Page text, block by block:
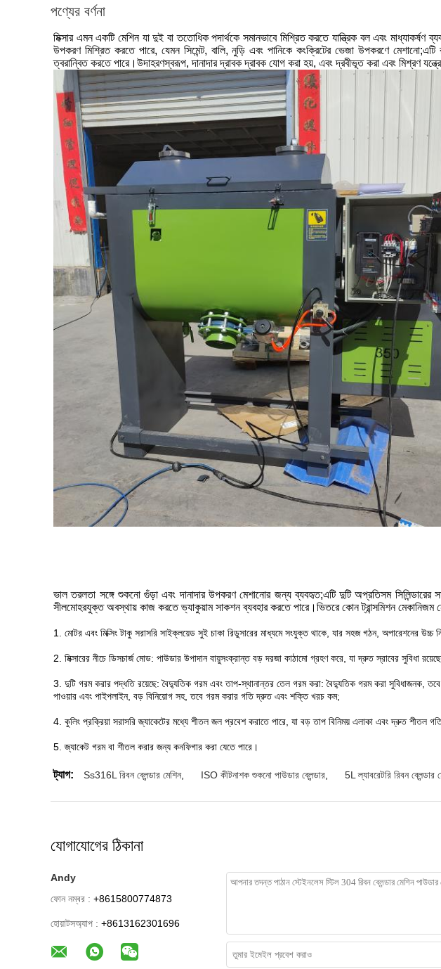
পণ্যের বর্ণনা
মিক্সার এমন একটি মেশিন যা দুই বা ততোধিক পদার্থকে সমানভাবে মিশ্রিত করতে যান্ত্রিক বল এবং মাধ্যাকর্ষণ
উপকরণ মিশ্রিত করতে পারে, যেমন সিমেন্ট, বালি, নুড়ি এবং পানিকে কংক্রিটের ভেজা উপকরণে
ত্বরান্বিত করতে পারে।উদাহরণস্বরূপ, দানাদার দ্রাবক দ্রাবক যোগ করা হয়, এবং দ্রবীভূত করা এবং মিশ্রণ
ভাল তরলতা সঙ্গে শুকনো গুঁড়া এবং দানাদার উপকরণ মেশানোর জন্য ব্যবহৃত;এটি দুটি অপ্রতিসম
সীলমোহরযুক্ত অবস্থায় কাজ করতে ভ্যাকুয়াম সাকশন ব্যবহার করতে পারে।ভিতরে কোন ট্রান্সমিশন
1. মোটর এবং মিক্সিং টাকু সরাসরি সাইক্লয়েড সুই চাকা রিডুসারের মাধ্যমে সংযুক্ত থাকে, যার সহজ গঠন, অপারেশনের উচ্চ
2. মিক্সারের নীচে ডিসচার্জ মোড: পাউডার উপাদান বায়ুসংক্রান্ত বড় দরজা কাঠামো গ্রহণ করে, যা দ্রুত স্রাবের সুবিধা
3. দুটি গরম করার পদ্ধতি রয়েছে: বৈদ্যুতিক গরম এবং তাপ-স্থানান্তর তেল গরম করা: বৈদ্যুতিক গরম করা সুবিধাজনক,
পাওয়ার এবং পাইপলাইন, বড় বিনিয়োগ সহ, তবে গরম করার গতি দ্রুত এবং শক্তি খরচ কম;
4. কুলিং প্রক্রিয়া সরাসরি জ্যাকেটের মধ্যে শীতল জল প্রবেশ করাতে পারে, যা বড় তাপ বিনিময় এলাকা এবং দ্রুত শীতল
5. জ্যাকেট গরম বা শীতল করার জন্য কনফিগার করা যেতে পারে।
ট্যাগ: Ss316L রিবন ব্লেন্ডার মেশিন, ISO কীটনাশক শুকনো পাউডার ব্লেন্ডার 5L ল্যাবরেটরি রিবন ব্লেন্ডার
যোগাযোগের ঠিকানা
Andy
ফোন নম্বর : +8615800774873
হোয়াটসঅ্যাপ : +8613162301696